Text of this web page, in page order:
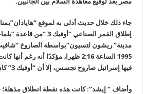
إطلاق القمر الصناعي “أوفيك
مدينة”
1995 الساعة
2:16 ظهرا، مؤكدًا أنه رغم أنها
فيها إسرائيل صاروخ تجسس، إلا أن “أوفيك 3” كان القمر المتكامل الأول
وأضاف ” إيشد”: كانت هذه نقطة انطلاق مذهلة؛